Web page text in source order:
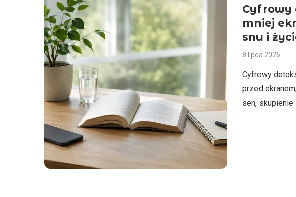
Cyfrowy
mniej
snu i
8 lipca 2026
Cyfrowy
przed
sen,